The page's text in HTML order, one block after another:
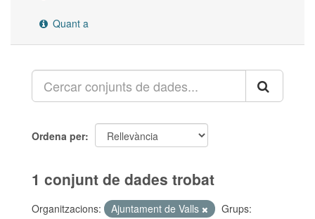
Quant a
Ordena per
1 conjunt de dades trobat
Organitzacions: Ajuntament de Valls
Grups: